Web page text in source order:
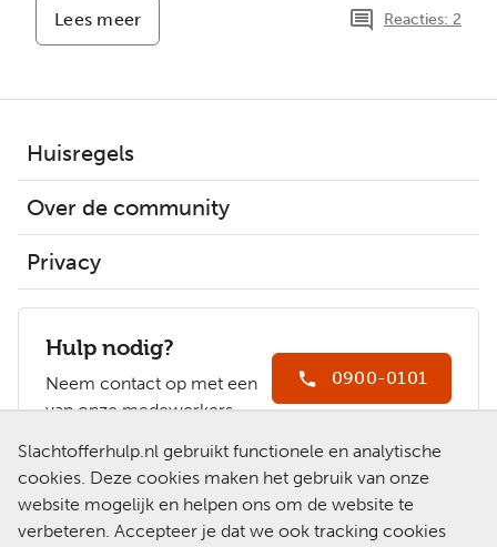
Slachtofferhulp.nl gebruikt functionele en analytische
cookies. Deze cookies maken het gebruik van onze
website mogelijk en helpen ons om de website te
verbeteren. Accepteer je dat we ook tracking cookies
Lees meer
Aanranding
Reacties: 2
Huisregels
Over de community
Privacy
Hulp nodig?
Neem contact op met een
van onze medewerkers.
0900-0101
Slachtofferhulp.nl
Chat met een
medewerker